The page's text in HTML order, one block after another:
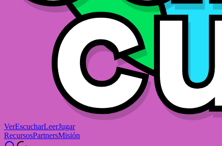
VerEscucharLeerJugar
RecursosPartnersMisión